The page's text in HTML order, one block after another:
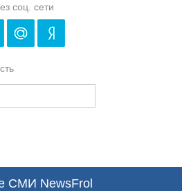
соц. сети
СМИ NewsFrol